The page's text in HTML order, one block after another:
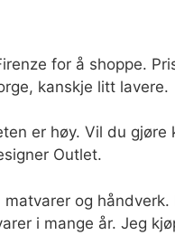
for å shoppe.
kanskje litt lavere.
er høy. Vil du gjøre
Outlet.
og håndverk.
i mange år. Jeg